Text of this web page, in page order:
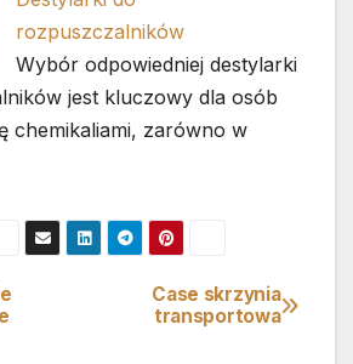
rozpuszczalników
Wybór odpowiedniej destylarki
jest kluczowy dla osób
chemikaliami, zarówno w
Case skrzynia
transportowa